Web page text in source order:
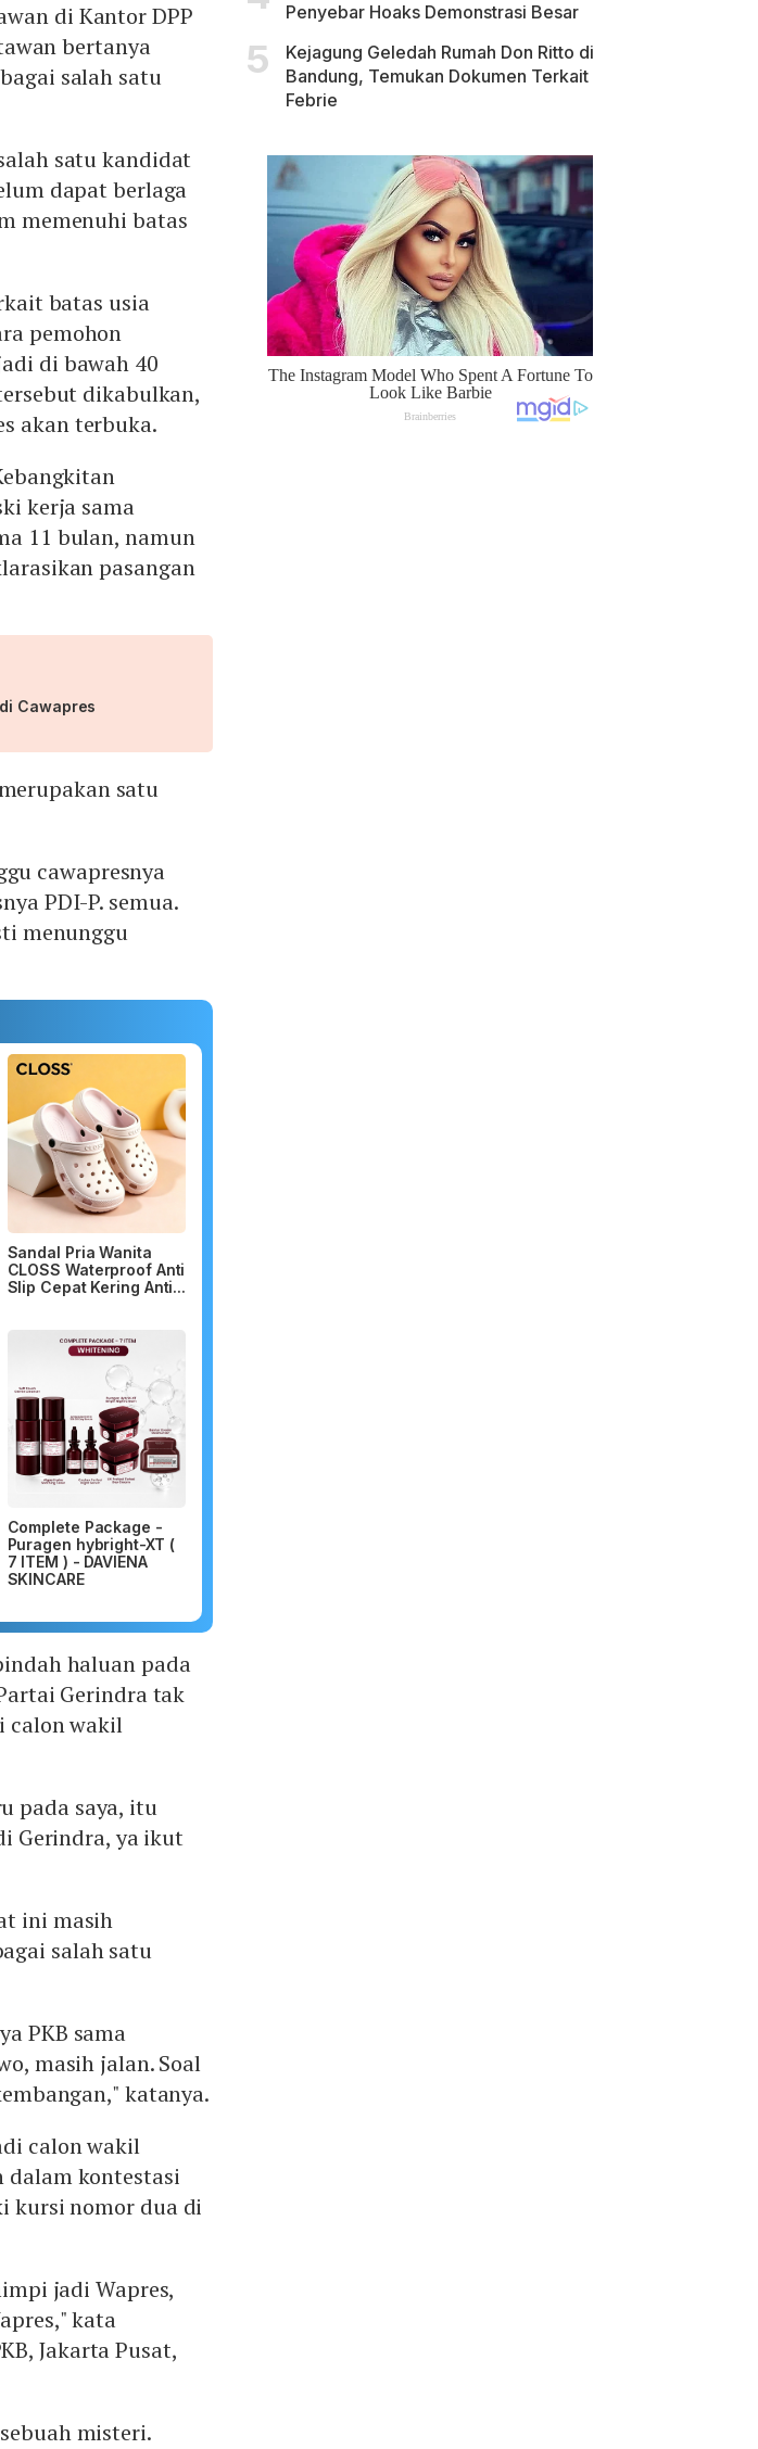
di Kantor DPP
bertanya
salah satu
satu kandidat
dapat berlaga
memenuhi batas
batas usia
pemohon
di bawah 40
dikabulkan,
akan terbuka.
kerja sama
11 bulan, namun
pasangan
Cawapres
satu
cawapresnya
PDI-P. semua.
menunggu
Sandal Pria Wanita
CLOSS Waterproof Anti
Slip Cepat Kering Anti...
Complete Package -
Puragen hybright-XT (
7 ITEM ) - DAVIENA
SKINCARE
haluan pada
Gerindra tak
calon wakil
pada saya, itu
Gerindra, ya ikut
ini masih
salah satu
PKB sama
masih jalan. Soal
katanya.
calon wakil
dalam kontestasi
kursi nomor dua di
jadi Wapres,
kata
Jakarta Pusat,
misteri.
Penyebar Hoaks Demonstrasi Besar
Kejagung Geledah Rumah Don Ritto di
Bandung, Temukan Dokumen Terkait
Febrie